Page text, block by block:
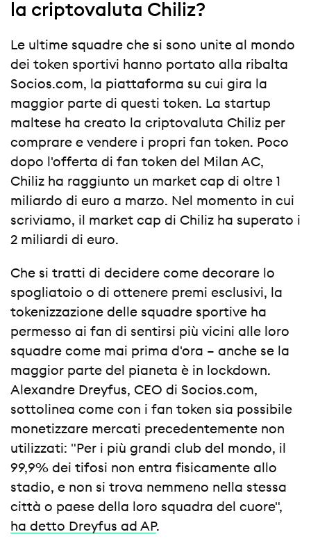
la criptovaluta Chiliz?
Le ultime squadre che si sono unite al mondo
dei token sportivi hanno portato alla ribalta
Socios.com, la piattaforma su cui gira la
maggior parte di questi token. La startup
maltese ha creato la criptovaluta Chiliz per
comprare e vendere i propri fan token. Poco
dopo l'offerta di fan token del Milan AC,
Chiliz ha raggiunto un market cap di oltre 1
miliardo di euro a marzo. Nel momento in cui
scriviamo, il market cap di Chiliz ha superato i
2 miliardi di euro.
Che si tratti di decidere come decorare lo
spogliatoio o di ottenere premi esclusivi, la
tokenizzazione delle squadre sportive ha
permesso ai fan di sentirsi più vicini alle loro
squadre come mai prima d'ora – anche se la
maggior parte del pianeta è in lockdown.
Alexandre Dreyfus, CEO di Socios.com,
sottolinea come con i fan token sia possibile
monetizzare mercati precedentemente non
utilizzati: "Per i più grandi club del mondo, il
99,9% dei tifosi non entra fisicamente allo
stadio, e non si trova nemmeno nella stessa
città o paese della loro squadra del cuore",
ha detto Dreyfus ad AP.